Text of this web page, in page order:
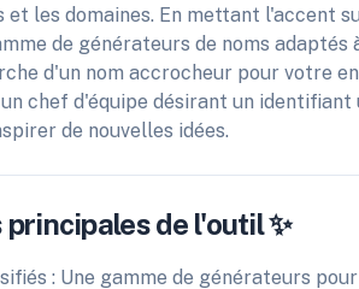
et les domaines. En mettant l'accent
de générateurs de noms adaptés
d'un nom accrocheur pour votre
chef d'équipe désirant un
de nouvelles idées.
de l'outil ✨
: Une gamme de générateurs